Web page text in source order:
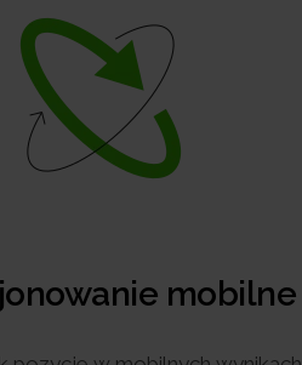
mobilne